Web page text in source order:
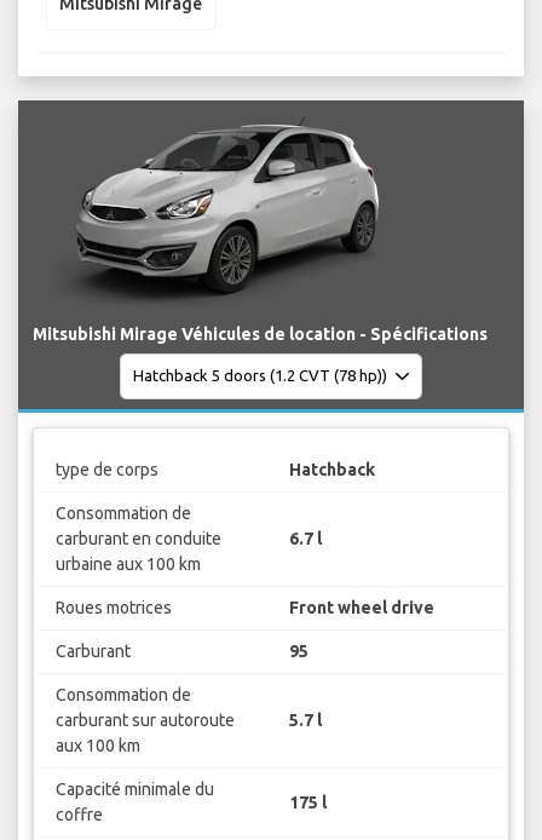
Mitsubishi Mirage Véhicules de location - Spécifications
type de corps Hatchback
Consommation de
carburant en conduite
urbaine aux 100 km
6.7 l
Roues motrices Front wheel drive
Carburant 95
Consommation de
carburant sur autoroute
aux 100 km
5.7 l
Capacité minimale du
coffre
175 l